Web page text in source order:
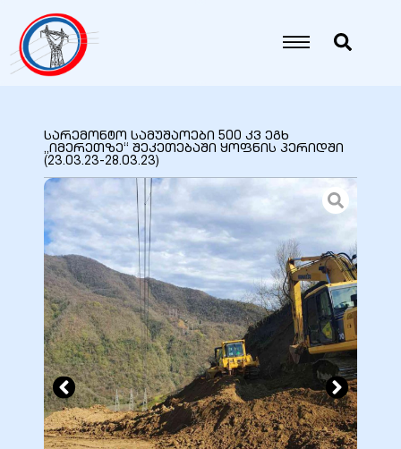
სარემონტო სამუშაოები 500 კვ ეგხ
„იმერეთზე“ შეკეთებაში ყოფნის პერიდში
(23.03.23-28.03.23)